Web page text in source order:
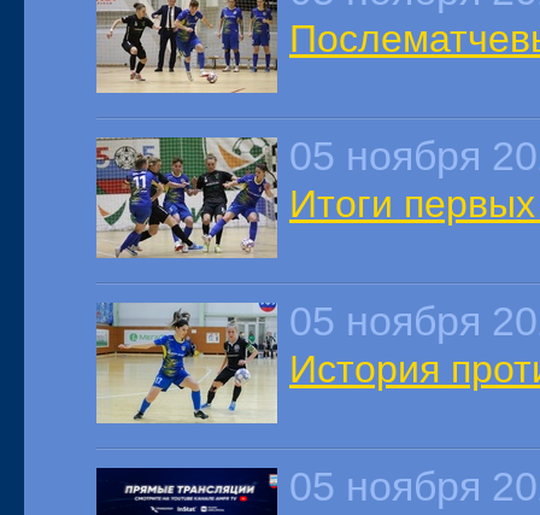
05 ноября
Итоги
05 ноября
История
05 ноября